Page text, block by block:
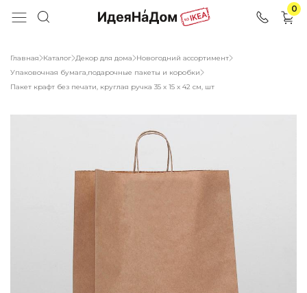
0
Главная Каталог Декор для дома
Новогодний ассортимент
Упаковочная бумага,подарочные пакеты и коробки
Пакет крафт без печати, круглая ручка 35 х 15 х 42 см, шт